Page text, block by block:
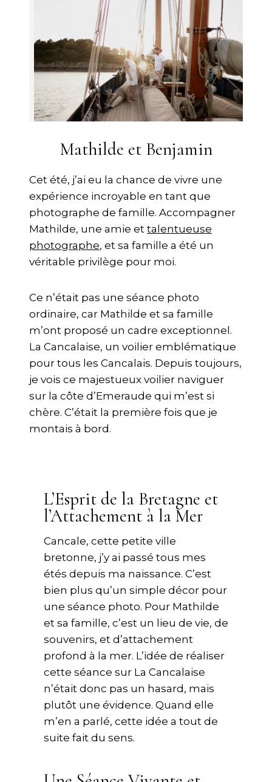
Mathilde et Benjamin
Cet été, j’ai eu la chance de vivre une
expérience incroyable en tant que
photographe de famille. Accompagner
Mathilde, une amie et talentueuse
photographe, et sa famille a été un
véritable privilège pour moi.
Ce n’était pas une séance photo
ordinaire, car Mathilde et sa famille
m’ont proposé un cadre exceptionnel.
La Cancalaise, un voilier emblématique
pour tous les Cancalais. Depuis toujours,
je vois ce majestueux voilier naviguer
sur la côte d’Emeraude qui m’est si
chère. C’était la première fois que je
montais à bord.
L’Esprit de la Bretagne et
l’Attachement à la Mer
Cancale, cette petite ville
bretonne, j’y ai passé tous mes
étés depuis ma naissance. C’est
bien plus qu’un simple décor pour
une séance photo. Pour Mathilde
et sa famille, c’est un lieu de vie, de
souvenirs, et d’attachement
profond à la mer. L’idée de réaliser
cette séance sur La Cancalaise
n’était donc pas un hasard, mais
plutôt une évidence. Quand elle
m’en a parlé, cette idée a tout de
suite fait du sens.